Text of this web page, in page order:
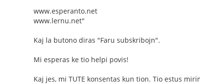
www.esperanto.net
www.lernu.net"
Kaj la butono diras "Faru subskribojn".
Mi esperas ke tio helpi povis!
Kaj jes, mi TUTE konsentas kun tion. Tio estus